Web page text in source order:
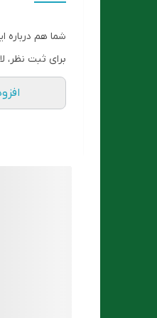
شما هم درباره
برای ثبت نظر،